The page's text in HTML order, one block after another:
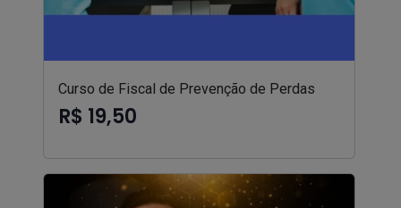
Curso de Fiscal de Prevenção de Perdas
R$ 19,50